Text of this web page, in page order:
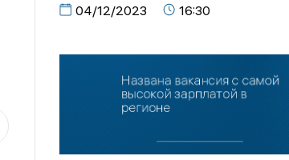
04/12/2023 16:30